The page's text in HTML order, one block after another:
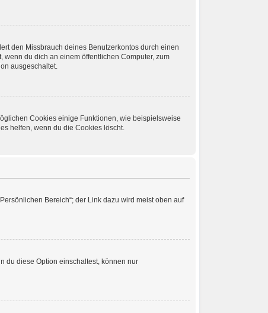
den Missbrauch deines Benutzerkontos durch einen
wenn du dich an einem öffentlichen Computer, zum
ausgeschaltet.
Cookies einige Funktionen, wie beispielsweise
helfen, wenn du die Cookies löscht.
Bereich“; der Link dazu wird meist oben auf
du diese Option einschaltest, können nur